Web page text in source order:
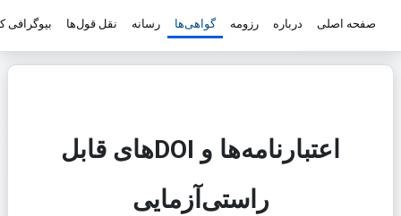
صفحه اصلی درباره رزومه گواهی‌ها رسانه نقل قول‌ها بیوگرافی
اعتبارنامه‌ها و DOIهای قابل
راستی‌آزمایی